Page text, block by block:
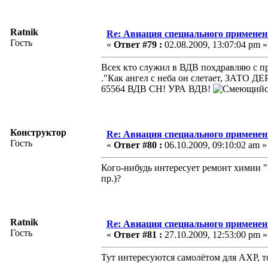
Ratnik
Гость
Re: Авиация специального
« Ответ #79 : 02.08.2009, 13:07:04 pm »
Всех кто служил в ВДВ похдравляю с
."Как ангел с неба он слетает, ЗАТО
65564 ВДВ СН! УРА ВДВ!
Конструктор
Гость
Re: Авиация специального
« Ответ #80 : 06.10.2009, 09:10:02 am »
Кого-нибудь интересует ремонт химии
пр.)?
Ratnik
Гость
Re: Авиация специального
« Ответ #81 : 27.10.2009, 12:53:00 pm »
Тут интересуются самолётом для АХР,